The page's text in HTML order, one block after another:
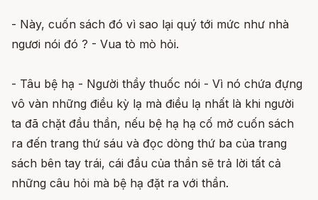
- Này, cuốn sách đó vì sao lại quý tới mức như nhà
ngươi nói đó ? - Vua tò mò hỏi.
- Tâu bệ hạ - Người thầy thuốc nói - Vì nó chứa đựng
vô vàn những điều kỳ lạ mà điều lạ nhất là khi người
ta đã chặt đầu thần, nếu bệ hạ hạ cố mở cuốn sách
ra đến trang thứ sáu và đọc dòng thứ ba của trang
sách bên tay trái, cái đầu của thần sẽ trả lời tất cả
những câu hỏi mà bệ hạ đặt ra với thần.